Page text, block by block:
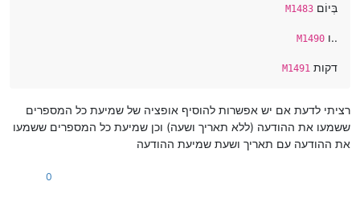
M1483 בְּיוֹם
M1490 ו..
M1491 דקות
רציתי לדעת אם יש אפשרות להוסיף אופציה של שמיעת כל המספרים
ששמעו את ההודעה (ללא תאריך ושעה) וכן שמיעת כל המספרים ששמעו
את ההודעה עם תאריך ושעת שמיעת ההודעה
0